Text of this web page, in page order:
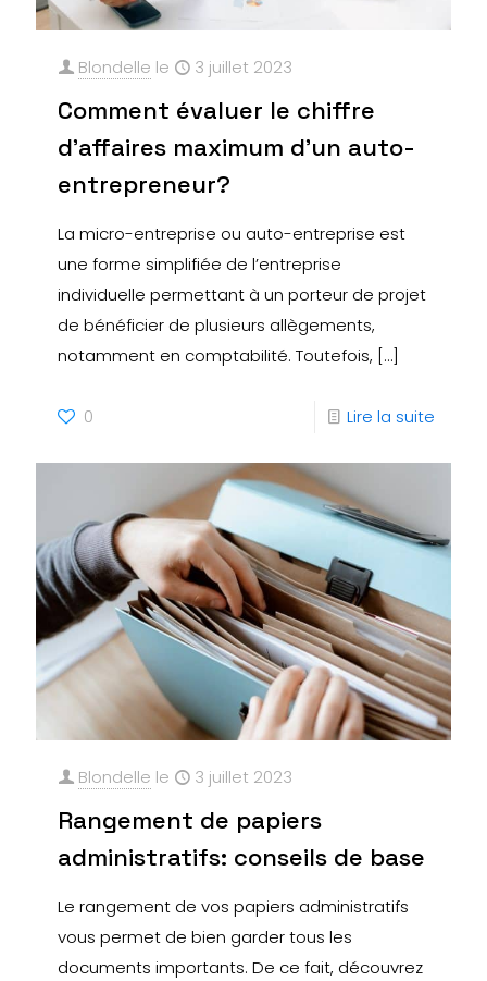
Blondelle le 3 juillet 2023
Comment évaluer le chiffre
d’affaires maximum d’un auto-
entrepreneur?
La micro-entreprise ou auto-entreprise est
une forme simplifiée de l’entreprise
individuelle permettant à un porteur de projet
de bénéficier de plusieurs allègements,
notamment en comptabilité. Toutefois, […]
0 Lire la suite
Blondelle le 3 juillet 2023
Rangement de papiers
administratifs: conseils de base
Le rangement de vos papiers administratifs
vous permet de bien garder tous les
documents importants. De ce fait, découvrez